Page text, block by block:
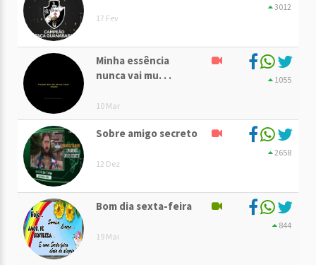
17 Fev
3012
Minha essência
nunca vai mu. . .
10 Mar
1055
Sobre amigo secreto
12 Dez
2658
Bom dia sexta-feira
19 Mai
844